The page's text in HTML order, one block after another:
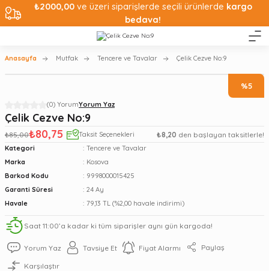
₺2000,00ve üzeri siparişlerde seçili ürünlerde kargo
bedava!
Anasayfa Mutfak Tencere ve Tavalar Çelik Cezve No:9
%5
(0) YorumYorum Yaz
Çelik Cezve No:9
₺85,00₺80,75 Taksit Seçenekleri ₺8,20 den başlayan taksitlerle!
Kategori
Tencere ve Tavalar
Marka
Kosova
Barkod Kodu
9998000015425
Garanti Süresi
24 Ay
Havale
79,13 TL (%2,00 havale indirimi)
Saat 11:00’a kadar ki tüm siparişler aynı gün kargoda!
Yorum Yaz Tavsiye Et Fiyat Alarmı Paylaş
Karşılaştır